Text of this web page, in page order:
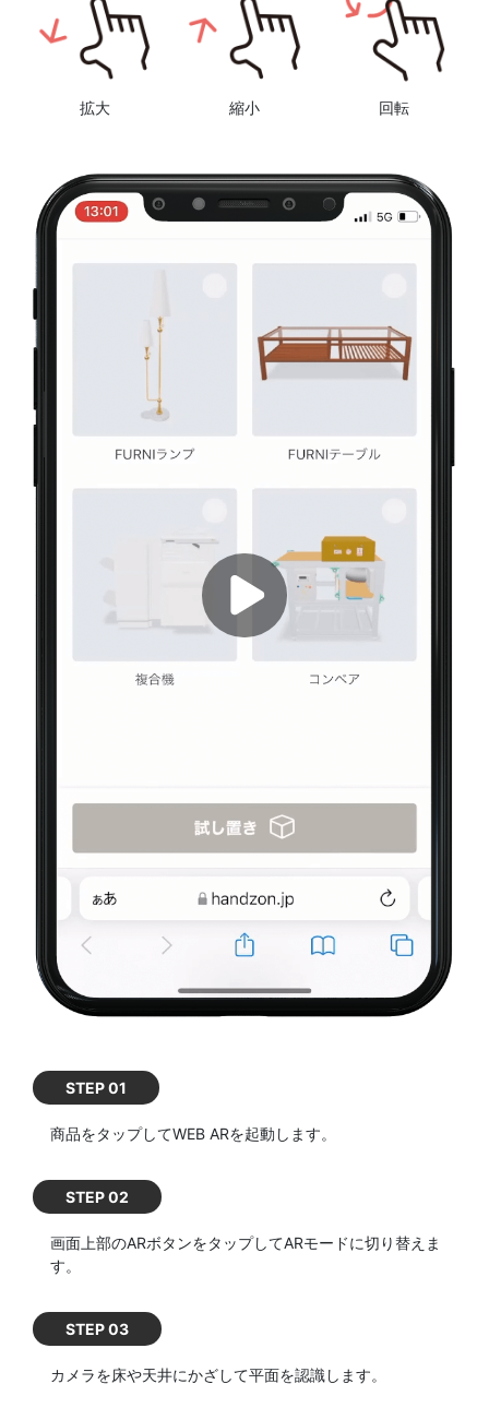
拡大 縮小 回転
STEP 01
商品をタップしてWEB ARを起動します。
STEP 02
画面上部のARボタンをタップしてARモードに切り替えま
す。
STEP 03
カメラを床や天井にかざして平面を認識します。